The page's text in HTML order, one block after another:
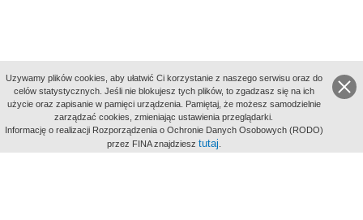
aktywności
Uzywamy plików cookies, aby ułatwić Ci korzystanie z naszego serwisu oraz do
celów statystycznych. Jeśli nie blokujesz tych plików, to zgadzasz się na ich
użycie oraz zapisanie w pamięci urządzenia. Pamiętaj, że możesz samodzielnie
zarządzać cookies, zmieniając ustawienia przeglądarki.
Informację o realizacji Rozporządzenia o Ochronie Danych Osobowych (RODO)
przez FINA znajdziesz tutaj